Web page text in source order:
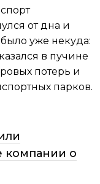
от дна и
уже некуда:
в пучине
потерь и
парков.
компании о